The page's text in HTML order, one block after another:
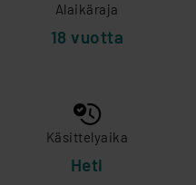
Alaikäraja
18 vuotta
Käsittelyaika
Heti